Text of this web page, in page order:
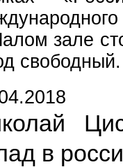
зале
свободный.
в